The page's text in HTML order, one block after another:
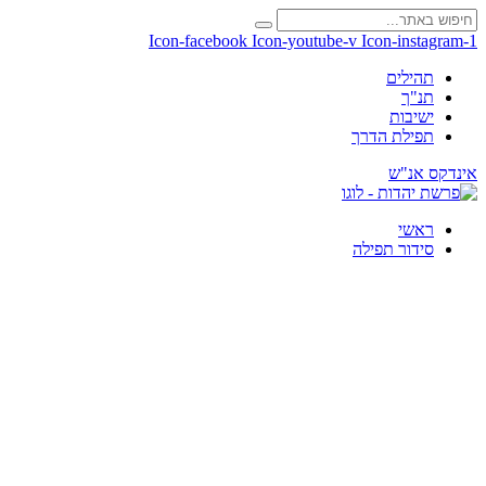
Icon-facebook Icon-youtube-v Icon-instagram-1
תהילים
תנ"ך
ישיבות
תפילת הדרך
אינדקס אנ"ש
ראשי
סידור תפילה